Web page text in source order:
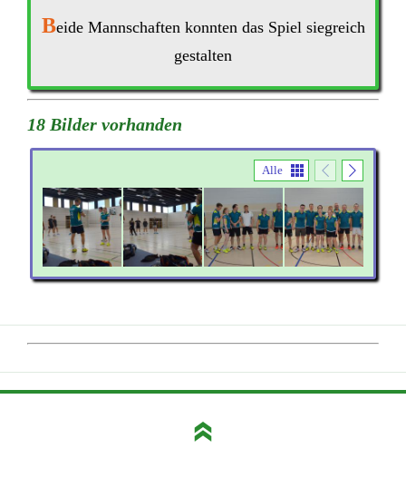
Beide Mannschaften konnten das Spiel siegreich
gestalten
18 Bilder vorhanden
Alle